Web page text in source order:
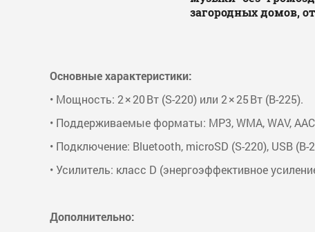
загородных домов,
Основные характеристики:
• Мощность: 2 × 20 Вт (S-220) или 2 × 25 Вт (B-225).
• Поддерживаемые форматы: MP3, WMA, WAV,
• Подключение: Bluetooth, microSD (S-220), USB (B-
• Усилитель: класс D (энергоэффективное
Дополнительно: